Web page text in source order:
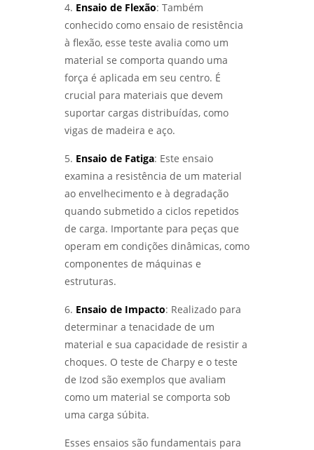
ANÁLISE METALOGRÁFICA PARA ENTENDER
PROCESSOS - LABMETAL
COMO FUNCIONA O SERVIÇO DE
QUALIFICAÇÃO DE SOLDADOR E SUAS
VANTAGENS - LABMETAL
ANÁLISE DE FALHAS EM MÁQUINAS E
PRODUÇÃO - LABMETAL
QUALIFICAÇÃO DE SOLDADORES: COMO
GARANTIR A EXCELÊNCIA NA SOLDAGEM -
LABMETAL
LABORATÓRIO DE ENSAIOS: DESCUBRA OS
SEGREDOS POR TRÁS DA QUALIDADE E
INOVAÇÃO - LABMETAL
DESVENDANDO OS SEGREDOS DOS ENSAIOS
MECÂNICOS E METALÚRGICOS PARA
INOVAÇÃO - LABMETAL
DESVENDANDO OS ENSAIOS MECÂNICOS
DESTRUTIVOS: O QUE ELES REVELAM? -
ENSAIO DE CORROSÃO POR PITE EM SÃO
PAULO: MÉTODOS E VANTAGENS - LABMETAL
4. Ensaio de Flexão: Também
conhecido como ensaio de resistência
à flexão, esse teste avalia como um
material se comporta quando uma
força é aplicada em seu centro. É
crucial para materiais que devem
suportar cargas distribuídas, como
vigas de madeira e aço.
5. Ensaio de Fatiga: Este ensaio
examina a resistência de um material
ao envelhecimento e à degradação
quando submetido a ciclos repetidos
de carga. Importante para peças que
operam em condições dinâmicas, como
componentes de máquinas e
estruturas.
6. Ensaio de Impacto: Realizado para
determinar a tenacidade de um
material e sua capacidade de resistir a
choques. O teste de Charpy e o teste
de Izod são exemplos que avaliam
como um material se comporta sob
uma carga súbita.
Esses ensaios são fundamentais para